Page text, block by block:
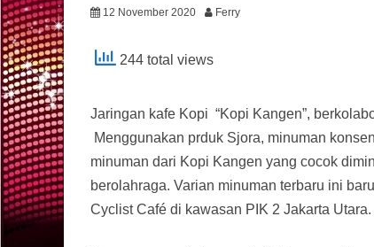
12 November 2020 Ferry
244 total views
Jaringan kafe Kopi “Kopi Kangen”,
Menggunakan prduk Sjora, minuman
minuman dari Kopi Kangen yang cocok
berolahraga. Varian minuman terbaru ini
Cyclist Café di kawasan PIK 2 Jakarta Utara.